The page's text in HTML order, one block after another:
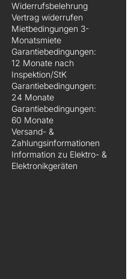
Widerrufsbelehrung
Vertrag widerrufen
Mietbedingungen 3-
Monatsmiete
Garantiebedingungen:
12 Monate nach
Inspektion/StK
Garantiebedingungen:
24 Monate
Garantiebedingungen:
60 Monate
Versand- &
Zahlungsinformationen
Information zu Elektro- &
Elektronikgeräten